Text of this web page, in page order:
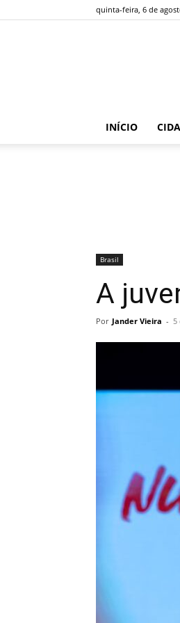
quinta-feira, 6 de
INÍCIO
Brasil
A
Por Jander Vieira - 5